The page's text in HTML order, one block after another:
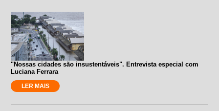
"Nossas cidades são insustentáveis". Entrevista especial com
Luciana Ferrara
LER MAIS